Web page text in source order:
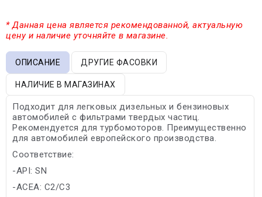
* Данная цена является рекомендованной, актуальную
цену и наличие уточняйте в магазине.
ОПИСАНИЕ ДРУГИЕ ФАСОВКИ
НАЛИЧИЕ В МАГАЗИНАХ
Подходит для легковых дизельных и бензиновых
автомобилей с фильтрами твердых частиц.
Рекомендуется для турбомоторов. Преимущественно
для автомобилей европейского производства.
Соответствие:
-API: SN
-ACEA: C2/C3